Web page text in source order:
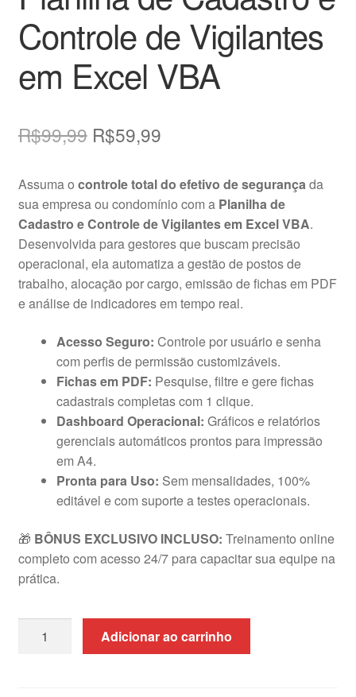
Controle de Vigilantes
em Excel VBA
R$99,99 O
original
era:
R$99,99.
R$59,99O
atual
é:
R$59,99.
Assuma o controle total do efetivo de segurançada
sua empresa ou condomínio com a Planilha de
Cadastro e Controle de Vigilantes em Excel VBA.
Desenvolvida para gestores que buscam precisão
operacional, ela automatiza a gestão de postos de
trabalho, alocação por cargo, emissão de fichas em PDF
e análise de indicadores em tempo real.
Acesso Seguro: Controle por usuário e senha
com perfis de permissão customizáveis.
Fichas em PDF: Pesquise, filtre e gere fichas
cadastrais completas com 1 clique.
Dashboard Operacional: Gráficos e relatórios
gerenciais automáticos prontos para impressão
em A4.
Pronta para Uso: Sem mensalidades, 100%
editável e com suporte a testes operacionais.
🎁 BÔNUS EXCLUSIVO INCLUSO: Treinamento online
completo com acesso 24/7 para capacitar sua equipe na
prática.
Adicionar ao carrinho